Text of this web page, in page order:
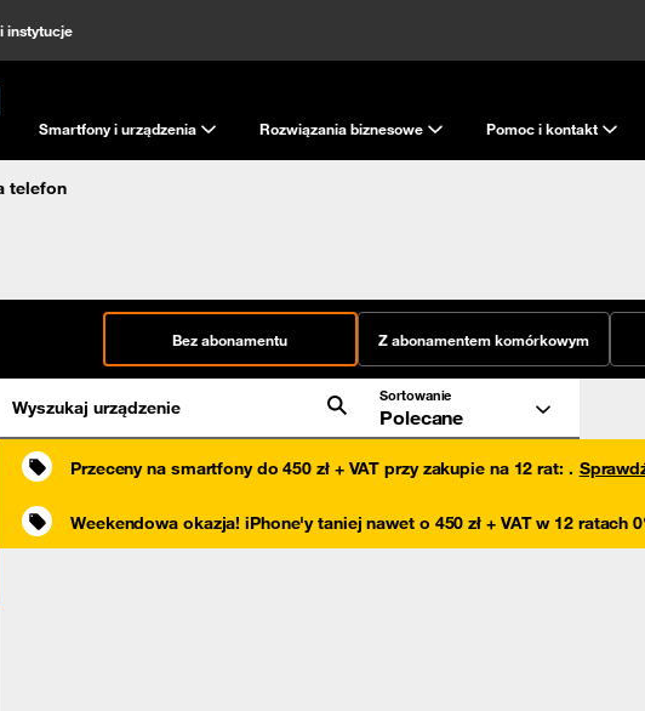
instytucje
Smartfony i urządzenia Rozwiązania biznesowe Pomoc i kontakt
telefon
Bez abonamentu Z abonamentem komórkowym
Wyszukaj urządzenie
Sortowanie
Polecane
Przeceny na smartfony do 450 zł + VAT przy zakupie na 12 rat: .
Weekendowa okazja! iPhone'y taniej nawet o 450 zł + VAT w 12 ratach